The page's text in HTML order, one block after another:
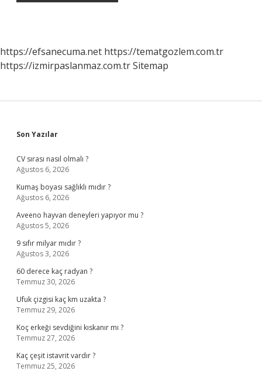
https://efsanecuma.net https://tematgozlem.com.tr
https://izmirpaslanmaz.com.trSitemap
Sidebar
Son Yazılar
CV sırası nasıl olmalı ?
Ağustos 6, 2026
Kumaş boyası sağlıklı mıdır ?
Ağustos 6, 2026
Aveeno hayvan deneyleri yapıyor mu ?
Ağustos 5, 2026
9 sıfır milyar mıdır ?
Ağustos 3, 2026
60 derece kaç radyan ?
Temmuz 30, 2026
Ufuk çizgisi kaç km uzakta ?
Temmuz 29, 2026
Koç erkeği sevdiğini kıskanır mı ?
Temmuz 27, 2026
Kaç çeşit istavrit vardır ?
Temmuz 25, 2026